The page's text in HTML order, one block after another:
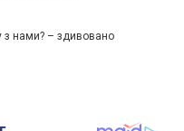
з нами? – здивовано